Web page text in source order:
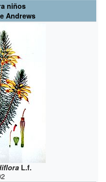
niños
Andrews
L.f.